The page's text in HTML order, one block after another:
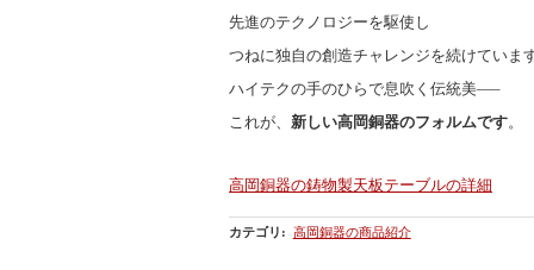
先進のテクノロジーを駆使し
つねに独自の創造チャレンジを続けていま
ハイテクの手のひらで息吹く伝統美—–
これが、 新しい高岡銅器のフォルムです。
高岡銅器の鋳物製天板テーブルの詳細
カテゴリ : 高岡銅器の商品紹介